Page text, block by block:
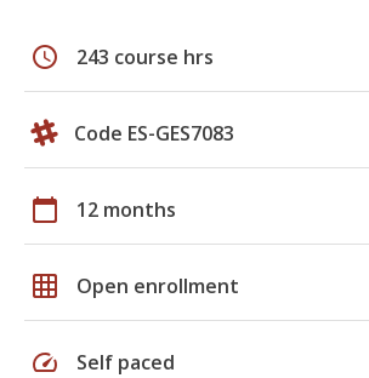
schedule 243 course hrs
Code ES-GES7083
calendar_today 12 months
grid_on Open enrollment
speed Self paced